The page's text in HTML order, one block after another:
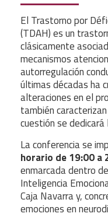
El Trastorno por
(TDAH) es un
clásicamente
mecanismos
autorregulación
últimas décadas ha
alteraciones en el
también
cuestión se dedicará
La conferencia se
horario de 19:00 a
enmarcada dentro
Inteligencia
Caja Navarra y,
emociones en